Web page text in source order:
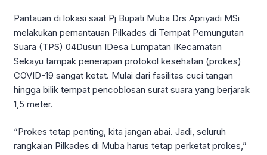
Pantauan di lokasi saat Pj Bupati Muba Drs Apriyadi MSi
melakukan pemantauan Pilkades di Tempat Pemungutan
Suara (TPS) 04Dusun IDesa Lumpatan IKecamatan
Sekayu tampak penerapan protokol kesehatan (prokes)
COVID-19 sangat ketat. Mulai dari fasilitas cuci tangan
hingga bilik tempat pencoblosan surat suara yang berjarak
1,5 meter.
“Prokes tetap penting, kita jangan abai. Jadi, seluruh
rangkaian Pilkades di Muba harus tetap perketat prokes,”